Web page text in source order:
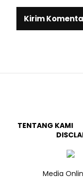
TENTANG KAMI
Media